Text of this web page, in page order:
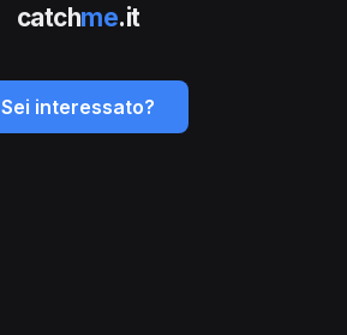
catchme.it
Sei interessato?